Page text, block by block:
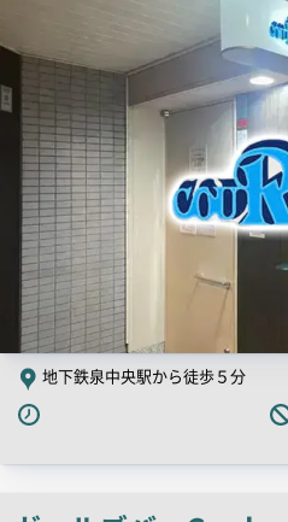
画
地下鉄泉中央駅から徒歩５分